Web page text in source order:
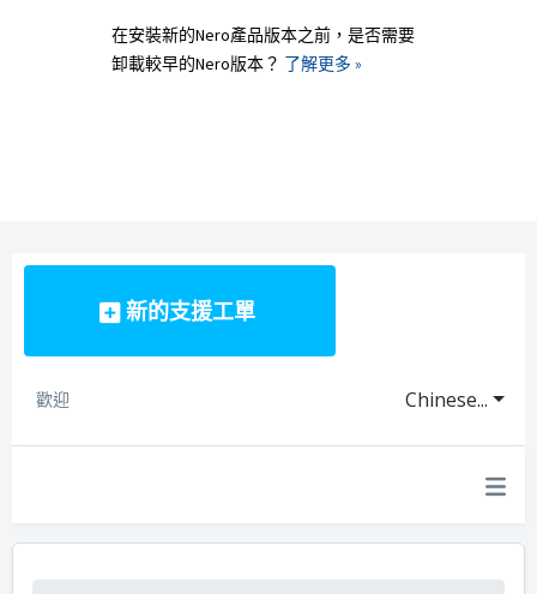
在安裝新的Nero產品版本之前，是否需要
卸載較早的Nero版本？ 了解更多 »
新的支援工單
Chinese...
歡迎